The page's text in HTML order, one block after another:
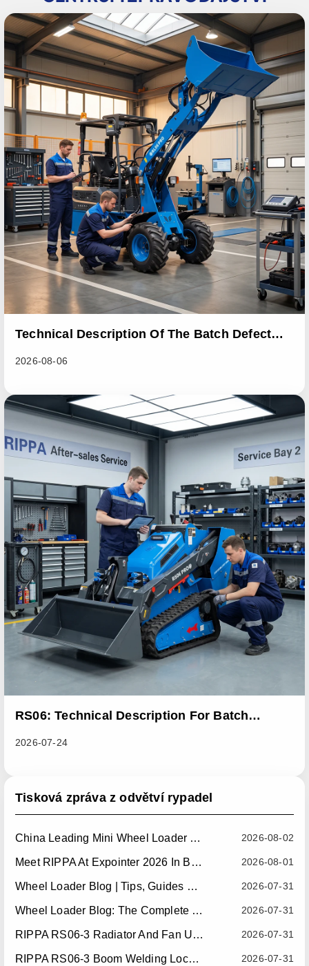
Technical Description Of The Batch Defect
2026-08-06
RS06: Technical Description For Batch
2026-07-24
Tisková zpráva z odvětví rypadel
2026-08-02
China Leading Mini Wheel Loader Supplier: Reliable Compact Wheel Loaders For Global Markets
2026-08-01
Meet RIPPA At Expointer 2026 In Brazil
2026-07-31
Wheel Loader Blog | Tips, Guides & Attachments
2026-07-31
Wheel Loader Blog: The Complete Guide To Wheel Loaders For Construction, Agriculture, And Material Handling
2026-07-31
RIPPA RS06-3 Radiator And Fan Upgrade — Effective July 10, 2026
2026-07-31
RIPPA RS06-3 Boom Welding Locating Bar Optimization — Effective July 15, 2026